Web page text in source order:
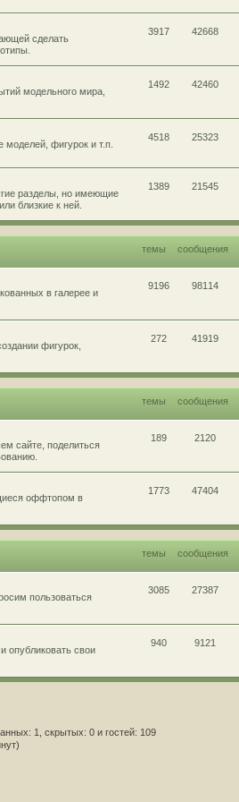
сделать
3917 42668
модельного мира,
1492 42460
фигурок и т.п.
4518 25323
разделы, но имеющие
близкие к ней.
1389 21545
темы сообщения
в галерее и
9196 98114
фигурок,
272 41919
темы сообщения
сайте, поделиться
189 2120
оффтопом в
1773 47404
темы сообщения
пользоваться
3085 27387
опубликовать свои
940 9121
1, скрытых: 0 и гостей: 109